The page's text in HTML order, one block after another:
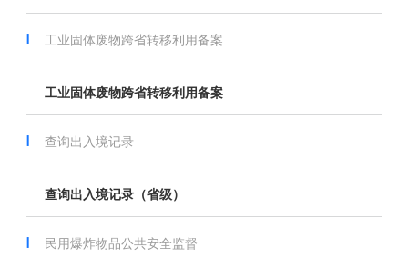
工业固体废物跨省转移利用备案
工业固体废物跨省转移利用备案
查询出入境记录
查询出入境记录（省级）
民用爆炸物品公共安全监督